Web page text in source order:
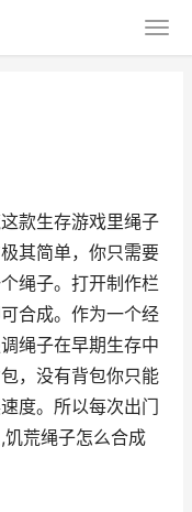
款生存游戏里绳子
其简单，你只需要
绳子。打开制作栏
合成。作为一个经
绳子在早期生存中
，没有背包你只能
度。所以每次出门
荒绳子怎么合成